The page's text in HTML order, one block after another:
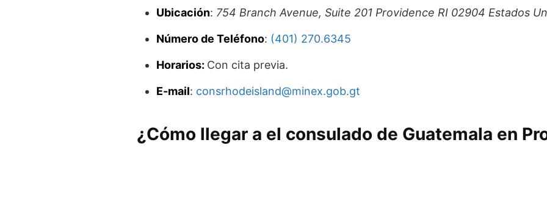
Ubicación: 754 Branch Avenue, Suite 201 Providence RI 02904 Estados
Número de Teléfono: (401) 270.6345
Horarios: Con cita previa.
E-mail: consrhodeisland@minex.gob.gt
¿Cómo llegar a el consulado de Guatemala en